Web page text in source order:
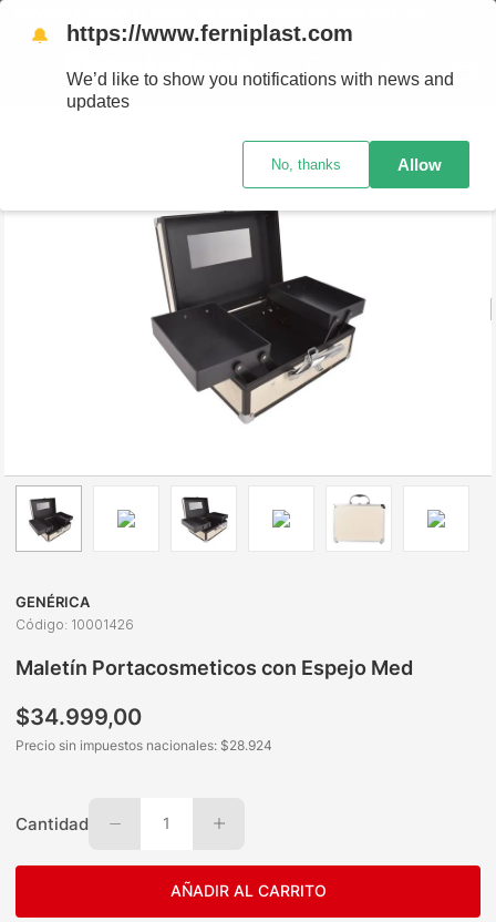
GENÉRICA
Código: 10001426
Maletín Portacosmeticos con Espejo Med
$34.999,00
Precio sin impuestos nacionales: $28.924
Cantidad 1
AÑADIR AL CARRITO
🔔 https://www.ferniplast.com
We’d like to show you notifications with news and
updates
No, thanks Allow